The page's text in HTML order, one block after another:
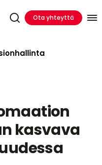
Ota yhteyttä
kasvava